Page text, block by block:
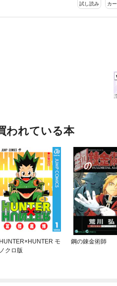
試し読み カ
われている本
HUNTER×HUNTER モ
ノクロ版
鋼の錬金術師